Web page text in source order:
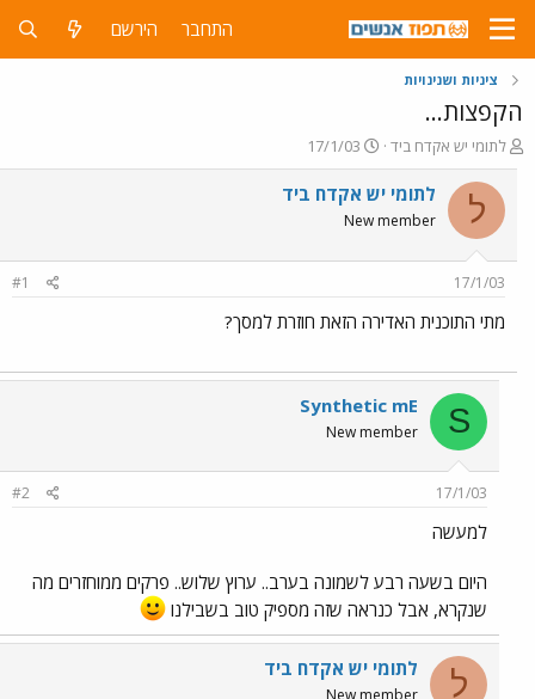
התחבר הירשם
ציניות ושנינויות
הקפצות...
פ
ו
ת
ח
ה
ש
א
לתומי יש אקדח ביד
פ
ו
ר
ם
ר
17/1/03
ל לתומי יש אקדח ביד
New member
17/1/03
#1
מתי התוכנית האדירה הזאת חוזרת למסך?
S
Synthetic mE
New member
17/1/03
#2
למעשה
היום בשעה רבע לשמונה בערב.. ערוץ שלוש.. פרקים ממוחזרים מה
שנקרא, אבל כנראה שזה מספיק טוב בשבילנו
ל לתומי יש אקדח ביד
New member